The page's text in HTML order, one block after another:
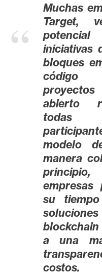
P
Muchas
Target,
iniciativas
bloques
código
abierto
todas
modelo
manera
empresas
su
a una
costos.